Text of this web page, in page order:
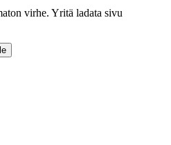
virhe. Yritä ladata sivu